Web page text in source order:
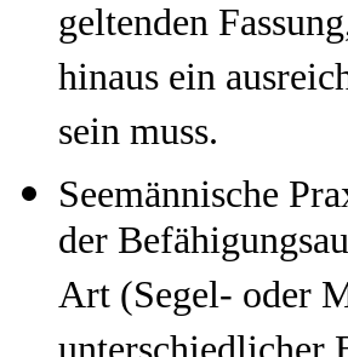
geltenden
hinaus ein
sein muss.
Seemännische
der
Art (Segel- oder